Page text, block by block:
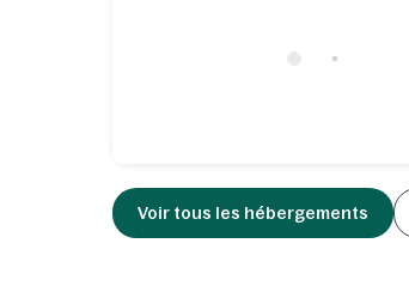
Voir tous les hébergements